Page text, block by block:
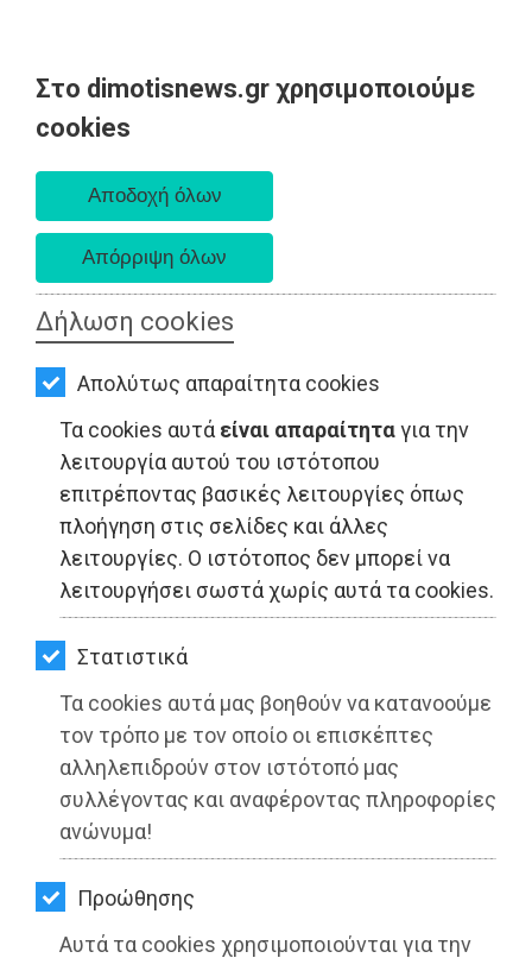
Στο dimotisnews.gr χρησιμοποιούμε
cookies
Δήλωση cookies
Απολύτως απαραίτητα cookies
Τα cookies αυτά είναι απαραίτηταγια την
λειτουργία αυτού του ιστότοπου
επιτρέποντας βασικές λειτουργίες όπως
πλοήγηση στις σελίδες και άλλες
λειτουργίες. Ο ιστότοπος δεν μπορεί να
λειτουργήσει σωστά χωρίς αυτά τα cookies.
Στατιστικά
Τα cookies αυτά μας βοηθούν να κατανοούμε
τον τρόπο με τον οποίο οι επισκέπτες
αλληλεπιδρούν στον ιστότοπό μας
συλλέγοντας και αναφέροντας πληροφορίες
ανώνυμα!
Προώθησης
Αυτά τα cookies χρησιμοποιούνται για την
AΡΧΙΚΗ
ΕΙΔΗΣΕΙΣ
ΠΟΛΙΤΙΚΗ
ΤΟΠΙΚΗ
ΑΥΤΟΔΙΟΙΚΗΣΗ
ΟΙΚΟΝΟΜΙΑ
ΑΘΛΗΤΙΣΜΟΣ
ΠΟΛΙΤΙΣΜΟΣ
ΣΠΙΤΙ-
ΚΗΠΟΣ
ΥΓΕΙΑ
LIFESTYLE
ΤΑΞΙΔΙΑ
ΕΞΟΔΟΣ
ΠΕΡΙΒΑΛΛΟΝ
ΚΑΤΟΙΚΙΔΙΟ
ΑΓΓΕΛΙΕΣ
ΨΙΘΥΡΟΙ - Διόνυσος
Δήμος Διονύσου: Επίσημη έναρξη
αντιπυρικής περιόδου παρουσία των
Υπουργών Στυλιανίδη, Πέτσα και
Τουρνά
Διαβάστηκε 2059 φορές